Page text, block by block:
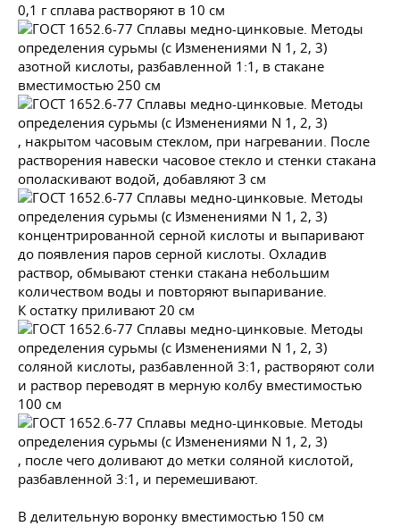
0,1 г сплава растворяют в 10 см
азотной кислоты, разбавленной 1:1, в стакане
вместимостью 250 см
, накрытом часовым стеклом, при нагревании. После
растворения навески часовое стекло и стенки стакана
ополаскивают водой, добавляют 3 см
концентрированной серной кислоты и выпаривают
до появления паров серной кислоты. Охладив
раствор, обмывают стенки стакана небольшим
количеством воды и повторяют выпаривание.
К остатку приливают 20 см
соляной кислоты, разбавленной 3:1, растворяют соли
и раствор переводят в мерную колбу вместимостью
100 см
, после чего доливают до метки соляной кислотой,
разбавленной 3:1, и перемешивают.
В делительную воронку вместимостью 150 см